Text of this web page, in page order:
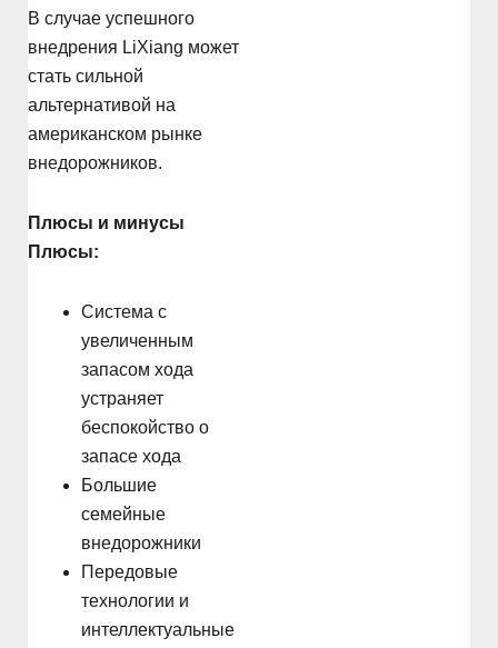
В случае успешного
внедрения LiXiang может
стать сильной
альтернативой на
американском рынке
внедорожников.
Плюсы и минусы
Плюсы:
Система с
увеличенным
запасом хода
устраняет
беспокойство о
запасе хода
Большие
семейные
внедорожники
Передовые
технологии и
интеллектуальные